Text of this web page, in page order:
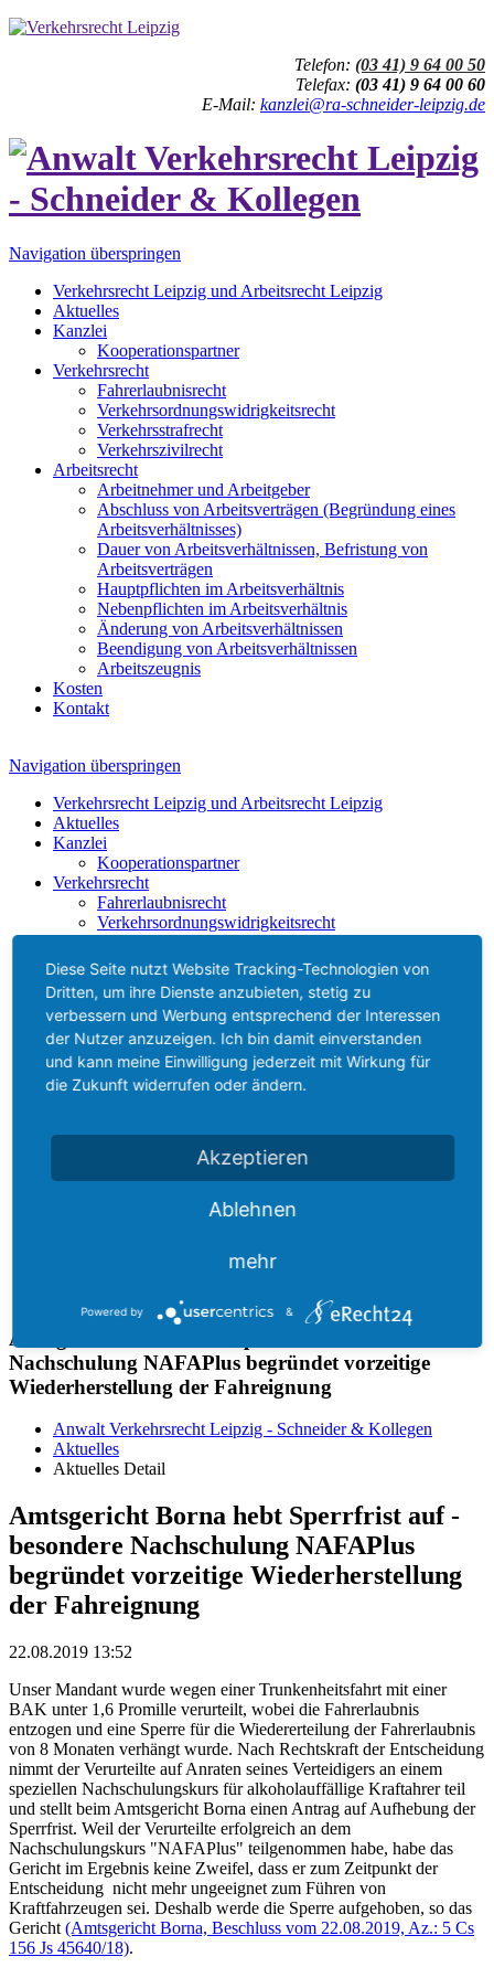
Telefon: (03 41) 9 64 00 50
Telefax: (03 41) 9 64 00 60
E-Mail: kanzlei@ra-schneider-leipzig.de
Navigation überspringen
Verkehrsrecht Leipzig und Arbeitsrecht Leipzig
Aktuelles
Kanzlei
Kooperationspartner
Verkehrsrecht
Fahrerlaubnisrecht
Verkehrsordnungswidrigkeitsrecht
Verkehrsstrafrecht
Verkehrszivilrecht
Arbeitsrecht
Arbeitnehmer und Arbeitgeber
Abschluss von Arbeitsverträgen (Begründung eines
Arbeitsverhältnisses)
Dauer von Arbeitsverhältnissen, Befristung von
Arbeitsverträgen
Hauptpflichten im Arbeitsverhältnis
Nebenpflichten im Arbeitsverhältnis
Änderung von Arbeitsverhältnissen
Beendigung von Arbeitsverhältnissen
Arbeitszeugnis
Kosten
Kontakt
Navigation überspringen
Verkehrsrecht Leipzig und Arbeitsrecht Leipzig
Aktuelles
Kanzlei
Kooperationspartner
Verkehrsrecht
Fahrerlaubnisrecht
Verkehrsordnungswidrigkeitsrecht
Verkehrszivilrecht
Arbeitsrecht
Arbeitnehmer und Arbeitgeber
Abschluss von Arbeitsverträgen (Begründung eines
Arbeitsverhältnisses)
Dauer von Arbeitsverhältnissen, Befristung von
Arbeitsverträgen
Änderung von Arbeitsverhältnissen
Beendigung von Arbeitsverhältnissen
Arbeitszeugnis
Amtsgericht Borna hebt Sperrfrist auf - besondere
Nachschulung NAFAPlus begründet vorzeitige
Wiederherstellung der Fahreignung
Anwalt Verkehrsrecht Leipzig - Schneider & Kollegen
Aktuelles
Aktuelles Detail
Amtsgericht Borna hebt Sperrfrist auf -
besondere Nachschulung NAFAPlus
begründet vorzeitige Wiederherstellung
der Fahreignung
22.08.2019 13:52
Unser Mandant wurde wegen einer Trunkenheitsfahrt mit einer
BAK unter 1,6 Promille verurteilt, wobei die Fahrerlaubnis
entzogen und eine Sperre für die Wiedererteilung der Fahrerlaubnis
von 8 Monaten verhängt wurde. Nach Rechtskraft der Entscheidung
nimmt der Verurteilte auf Anraten seines Verteidigers an einem
speziellen Nachschulungskurs für alkoholauffällige Kraftahrer teil
und stellt beim Amtsgericht Borna einen Antrag auf Aufhebung der
Sperrfrist. Weil der Verurteilte erfolgreich an dem
Nachschulungskurs "NAFAPlus" teilgenommen habe, habe das
Gericht im Ergebnis keine Zweifel, dass er zum Zeitpunkt der
Entscheidung nicht mehr ungeeignet zum Führen von
Kraftfahrzeugen sei. Deshalb werde die Sperre aufgehoben, so das
Gericht (Amtsgericht Borna, Beschluss vom 22.08.2019, Az.: 5 Cs
156 Js 45640/18).
Diese Seite nutzt Website Tracking-Technologien von
Dritten, um ihre Dienste anzubieten, stetig zu
verbessern und Werbung entsprechend der Interessen
der Nutzer anzuzeigen. Ich bin damit einverstanden
und kann meine Einwilligung jederzeit mit Wirkung für
die Zukunft widerrufen oder ändern.
Akzeptieren
Ablehnen
mehr
Powered by &